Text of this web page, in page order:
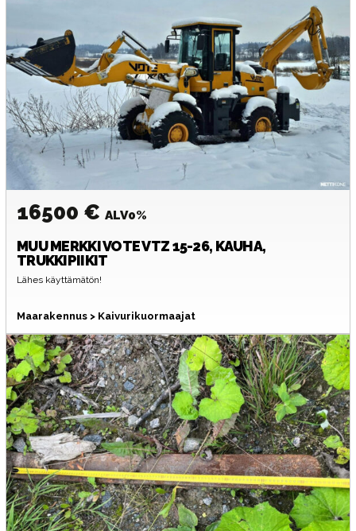
16500 € ALV0%
MUU MERKKIVOTE VTZ 15-26, KAUHA,
TRUKKIPIIKIT
Lähes käyttämätön!
Maarakennus > Kaivurikuormaajat